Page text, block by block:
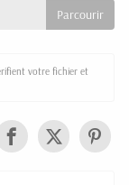
votre fichier et